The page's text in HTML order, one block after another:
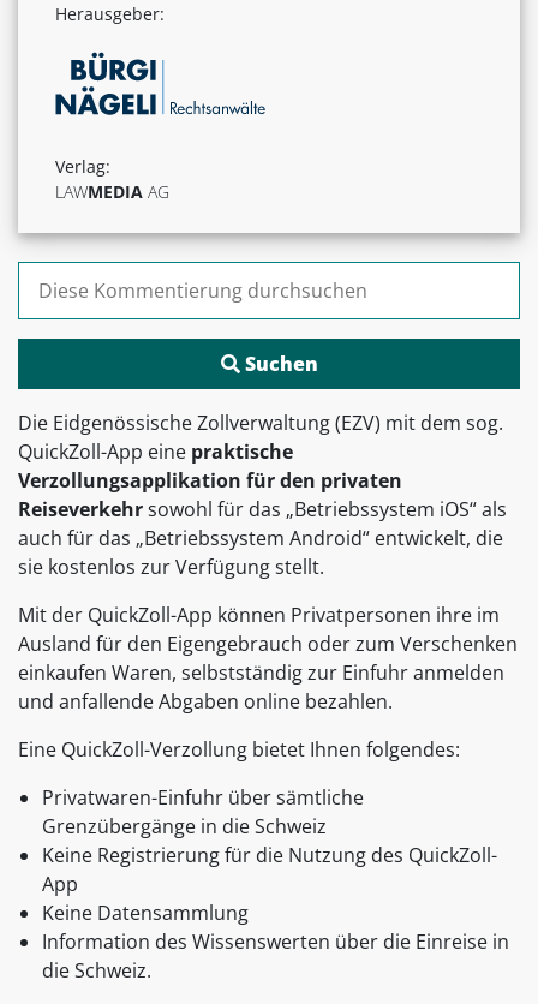
Herausgeber:
Verlag:
LAWMEDIA AG
Suchen nach:
Die Eidgenössische Zollverwaltung (EZV) mit dem sog.
QuickZoll-App eine praktische
Verzollungsapplikation für den privaten
Reiseverkehrsowohl für das „Betriebssystem iOS“ als
auch für das „Betriebssystem Android“ entwickelt, die
sie kostenlos zur Verfügung stellt.
Mit der QuickZoll-App können Privatpersonen ihre im
Ausland für den Eigengebrauch oder zum Verschenken
einkaufen Waren, selbstständig zur Einfuhr anmelden
und anfallende Abgaben online bezahlen.
Eine QuickZoll-Verzollung bietet Ihnen folgendes:
Privatwaren-Einfuhr über sämtliche
Grenzübergänge in die Schweiz
Keine Registrierung für die Nutzung des QuickZoll-
App
Keine Datensammlung
Information des Wissenswerten über die Einreise in
die Schweiz.